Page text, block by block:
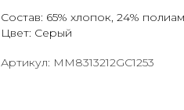
Состав: 65% хлопок, 24%
Цвет: Серый
Артикул: MM8313212GC1253